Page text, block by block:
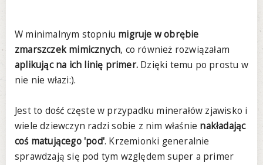
W minimalnym stopniu migruje w obrębie
zmarszczek mimicznych, co również rozwiązałam
aplikując na ich linię primer. Dzięki temu po prostu w
nie nie włazi:).
Jest to dość częste w przypadku minerałów zjawisko i
wiele dziewczyn radzi sobie z nim właśnie nakładając
coś matującego 'pod'. Krzemionki generalnie
sprawdzają się pod tym względem super a primer